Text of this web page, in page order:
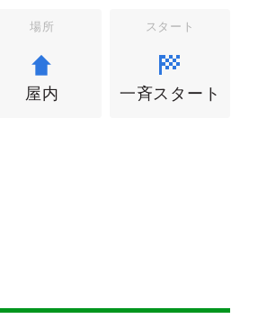
場所
屋内
スタート
一斉スタート